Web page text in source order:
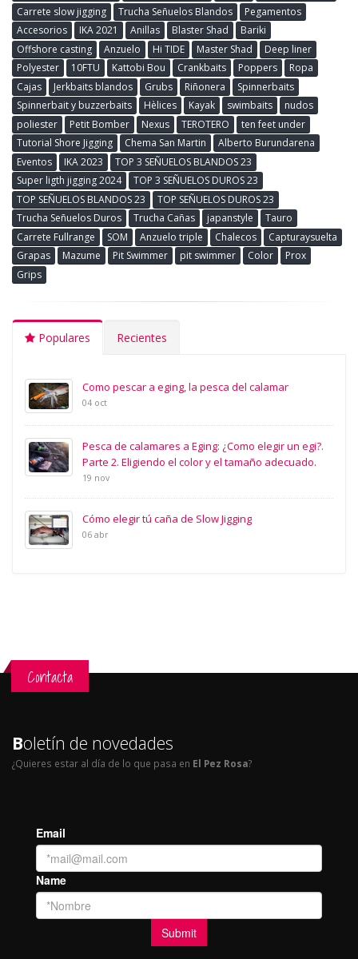
Carrete slow jigging
Trucha Señuelos Blandos
Pegamentos
Accesorios
IKA 2021 Anillas Blaster Shad
Bariki
Offshore casting
Anzuelo Hi TIDE Master Shad
Deep liner
Polyester
10FTU Kattobi Bou Crankbaits Poppers
Ropa
Cajas
Jerkbaits blandos Grubs Riñonera
Spinnerbaits
Spinnerbait y buzzerbaits
Hèlices Kayak swimbaits
nudos
poliester
Petit Bomber Nexus TEROTERO
ten feet under
Tutorial Shore Jigging
Chema San Martin
Alberto Burundarena
Eventos
IKA 2023
TOP 3 SEÑUELOS BLANDOS 23
Super ligth jigging 2024
TOP 3 SEÑUELOS DUROS 23
TOP SEÑUELOS BLANDOS 23
TOP SEÑUELOS DUROS 23
Trucha Señuelos Duros
Trucha Cañas japanstyle
Tauro
Carrete Fullrange
SOM Anzuelo triple Chalecos
Capturaysuelta
Grapas
Mazume Pit Swimmer pit swimmer Color
Prox
Grips
Populares Recientes
Como pescar a eging, la pesca del calamar
04 oct
Pesca de calamares a Eging: ¿Como elegir un egi?.
Parte 2. Eligiendo el color y el tamaño adecuado.
19 nov
Cómo elegir tú caña de Slow Jigging
06 abr
Contacta
Boletín de novedades
¿Quieres estar al día de lo que pasa en El Pez Rosa?